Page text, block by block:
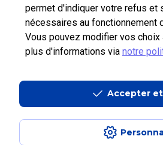
permet d'indiquer votre refus et
nécessaires au fonctionnement
Vous pouvez modifier vos choix
plus d'informations via notre
Accepter